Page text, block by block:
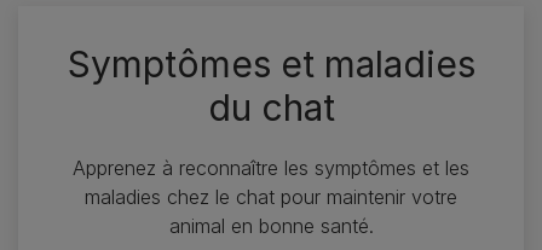
Symptômes et maladies
du chat
Apprenez à reconnaître les symptômes et les
maladies chez le chat pour maintenir votre
animal en bonne santé.